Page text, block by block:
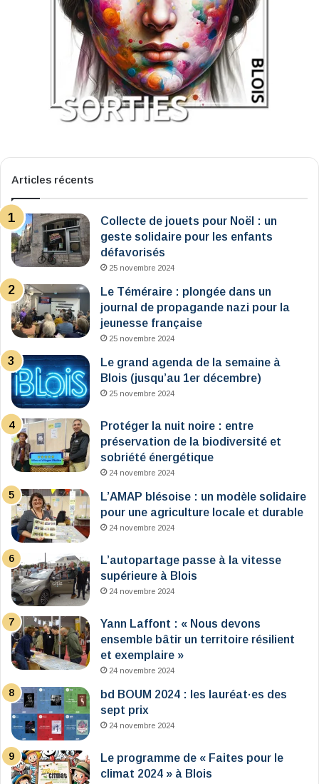
Articles récents
Collecte de jouets pour Noël : un
geste solidaire pour les enfants
défavorisés
25 novembre 2024
Le Téméraire : plongée dans un
journal de propagande nazi pour la
jeunesse française
25 novembre 2024
Le grand agenda de la semaine à
Blois (jusqu’au 1er décembre)
25 novembre 2024
Protéger la nuit noire : entre
préservation de la biodiversité et
sobriété énergétique
24 novembre 2024
L’AMAP blésoise : un modèle solidaire
pour une agriculture locale et durable
24 novembre 2024
L’autopartage passe à la vitesse
supérieure à Blois
24 novembre 2024
Yann Laffont : « Nous devons
ensemble bâtir un territoire résilient
et exemplaire »
24 novembre 2024
bd BOUM 2024 : les lauréat·es des
sept prix
24 novembre 2024
Le programme de « Faites pour le
climat 2024 » à Blois